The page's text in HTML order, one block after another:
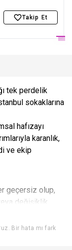
Takip Et
tek perdelik
sokaklarına
hafızayı
karanlık,
ve ekip
geçersiz olup,
değişiklik
haricinde
Bir hata mı fark